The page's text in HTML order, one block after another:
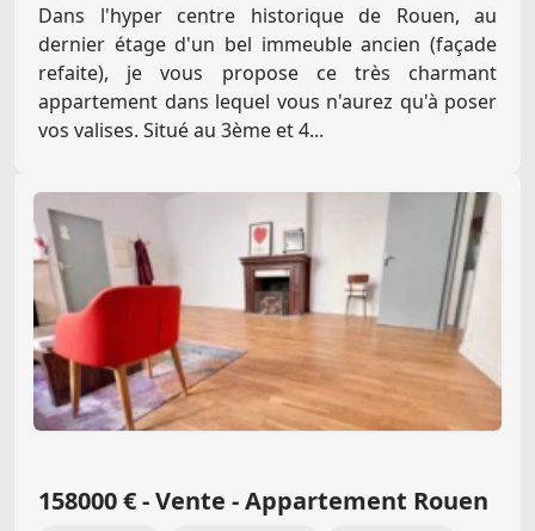
Dans l'hyper centre historique de Rouen, au
dernier étage d'un bel immeuble ancien (façade
refaite), je vous propose ce très charmant
appartement dans lequel vous n'aurez qu'à poser
vos valises. Situé au 3ème et 4...
158000 € - Vente - Appartement Rouen